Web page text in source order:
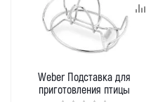
Weber Подставка для
приготовления птицы